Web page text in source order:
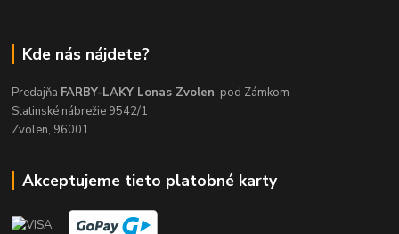
Kde nás nájdete?
Predajňa FARBY-LAKY Lonas Zvolen, pod Zámkom
Slatinské nábrežie 9542/1
Zvolen, 96001
Akceptujeme tieto platobné karty